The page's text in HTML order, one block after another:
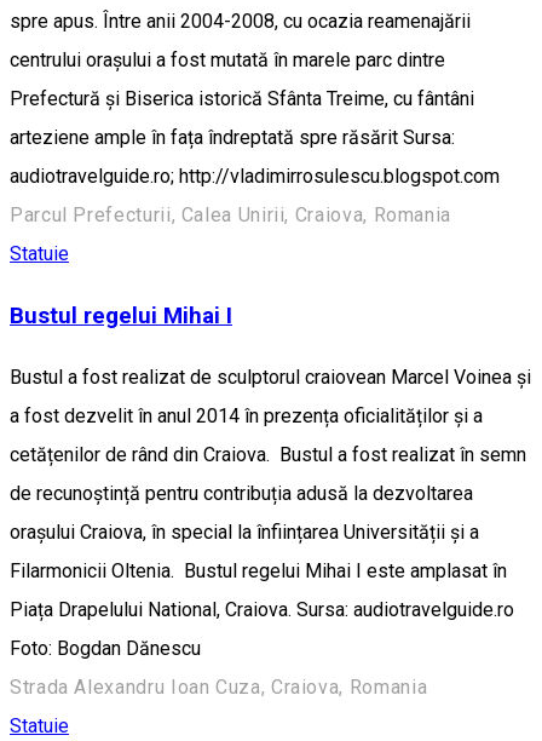
spre apus. Între anii 2004-2008, cu ocazia reamenajării
centrului orașului a fost mutată în marele parc dintre
Prefectură și Biserica istorică Sfânta Treime, cu fântâni
arteziene ample în fața îndreptată spre răsărit Sursa:
audiotravelguide.ro; http://vladimirrosulescu.blogspot.com
Parcul Prefecturii, Calea Unirii, Craiova, Romania
Statuie
Bustul regelui Mihai I
Bustul a fost realizat de sculptorul craiovean Marcel Voinea și
a fost dezvelit în anul 2014 în prezența oficialităților și a
cetățenilor de rând din Craiova. Bustul a fost realizat în semn
de recunoștință pentru contribuția adusă la dezvoltarea
orașului Craiova, în special la înființarea Universității și a
Filarmonicii Oltenia. Bustul regelui Mihai I este amplasat în
Piața Drapelului National, Craiova. Sursa: audiotravelguide.ro
Foto: Bogdan Dănescu
Strada Alexandru Ioan Cuza, Craiova, Romania
Statuie